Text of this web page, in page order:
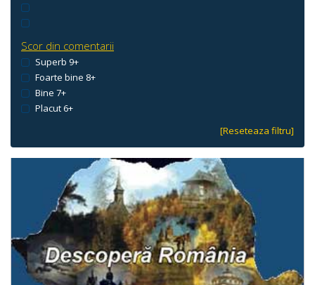
Scor din comentarii
Superb 9+
Foarte bine 8+
Bine 7+
Placut 6+
[Reseteaza filtru]